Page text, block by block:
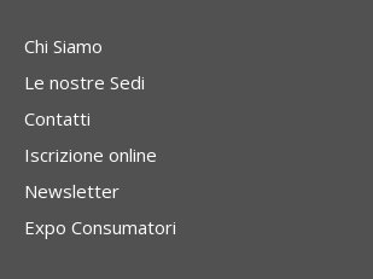
Chi Siamo
Le nostre Sedi
Contatti
Iscrizione online
Newsletter
Expo Consumatori